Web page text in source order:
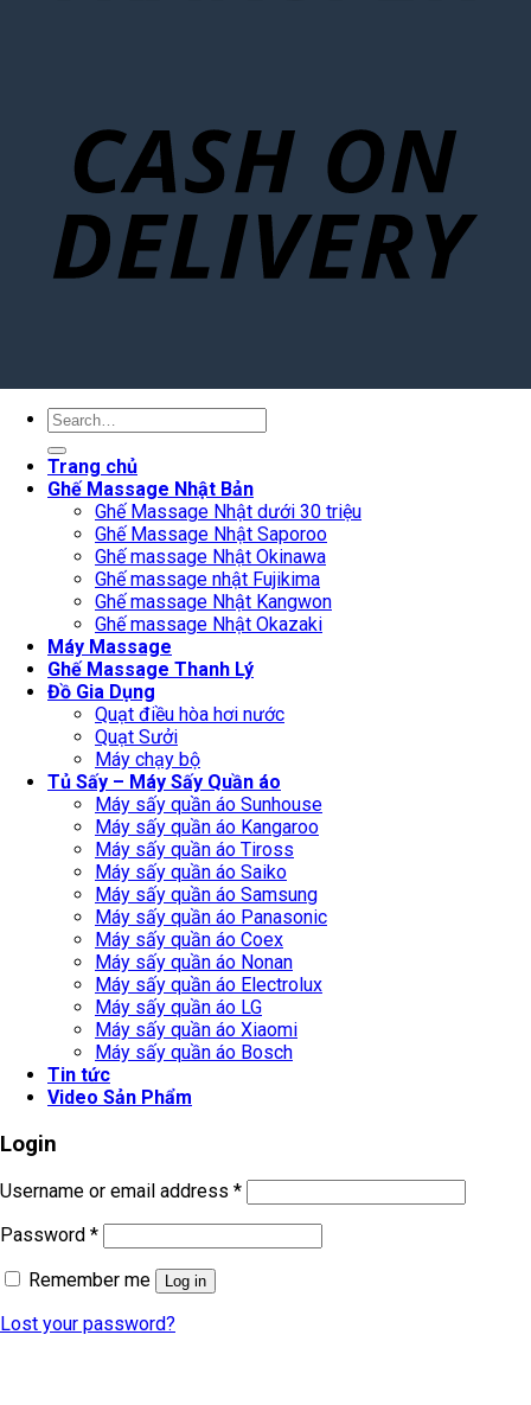
Search
Trang chủ
Ghế Massage Nhật Bản
Ghế Massage Nhật dưới 30 triệu
Ghế Massage Nhật Saporoo
Ghế massage Nhật Okinawa
Ghế massage nhật Fujikima
Ghế massage Nhật Kangwon
Ghế massage Nhật Okazaki
Máy Massage
Ghế Massage Thanh Lý
Đồ Gia Dụng
Quạt điều hòa hơi nước
Quạt Sưởi
Máy chạy bộ
Tủ Sấy – Máy Sấy Quần áo
Máy sấy quần áo Sunhouse
Máy sấy quần áo Kangaroo
Máy sấy quần áo Tiross
Máy sấy quần áo Saiko
Máy sấy quần áo Samsung
Máy sấy quần áo Panasonic
Máy sấy quần áo Coex
Máy sấy quần áo Nonan
Máy sấy quần áo Electrolux
Máy sấy quần áo LG
Máy sấy quần áo Xiaomi
Máy sấy quần áo Bosch
Tin tức
Video Sản Phẩm
Login
Username or email address *
Password *
Remember me
Log in
Lost your password?